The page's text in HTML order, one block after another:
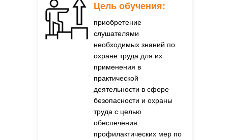
приобретение
слушателями
необходимых знаний по
охране труда для их
применения в
практической
деятельности в сфере
безопасности и охраны
труда с целью
обеспечения
профилактических мер по
Цель обучения: